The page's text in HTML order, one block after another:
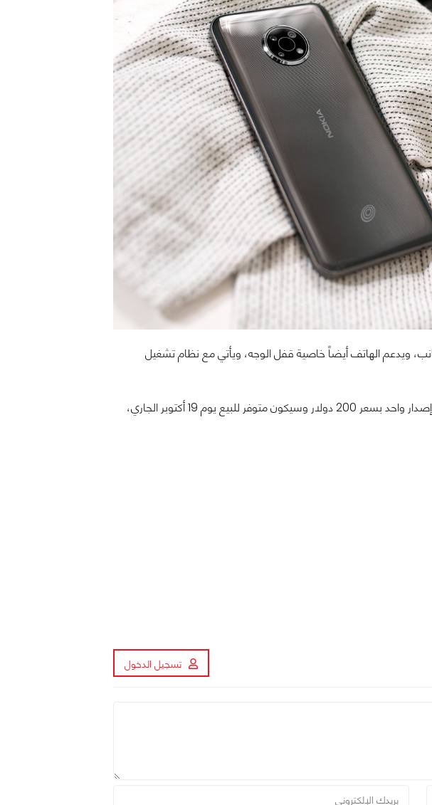
ويدعم الهاتف أيضاً خاصية قفل الوجه، ويأتي مع نظام تشغيل
هاتف Nokia G300 الجديد موجه إلى السوق الأمريكية، ويتوفر في إصدار واحد بسعر 200 دولار وسيكون متوفر للبيع يوم 19 أكتوبر الجاري،
تسجيل الدخول